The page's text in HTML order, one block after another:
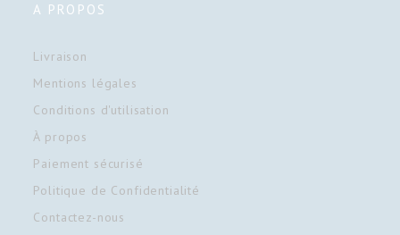
A PROPOS
Livraison
Mentions légales
Conditions d'utilisation
À propos
Paiement sécurisé
Politique de Confidentialité
Contactez-nous